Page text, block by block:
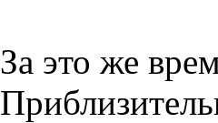
За это же